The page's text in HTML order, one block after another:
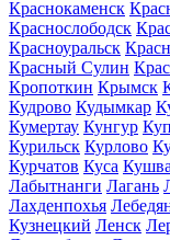
Краснокаменск
Краснослободск
Красноуральск
Красный Сулин
Кропоткин Крымск
Кудрово Кудымкар
Кумертау Кунгур
Курильск Курлово
Курчатов Куса Кушва
Лабытнанги Лагань
Лахденпохья
Кузнецкий Ленск